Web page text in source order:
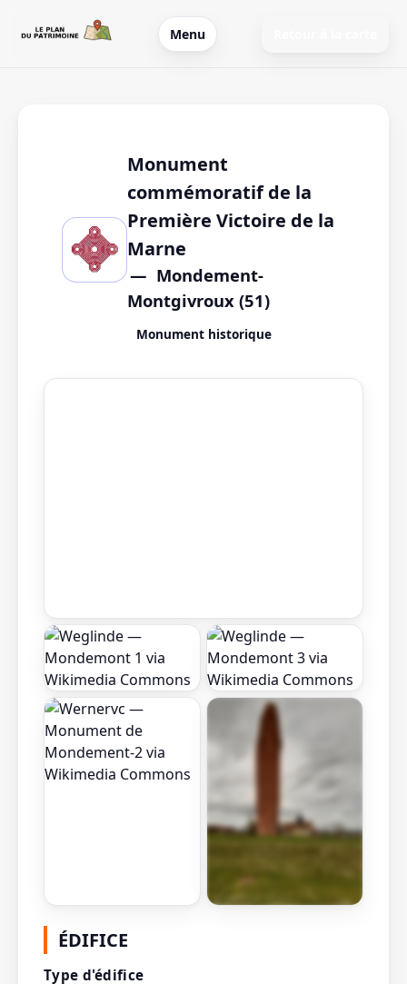
Menu
Monument
commémoratif de la
Première Victoire de la
Marne
Mondement-
Montgivroux (51)
Monument historique
ÉDIFICE
Type d'édifice